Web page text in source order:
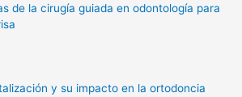
de la cirugía guiada en odontología para
y su impacto en la ortodoncia